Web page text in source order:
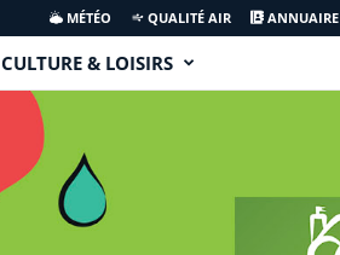
MÉTÉO QUALITÉ AIR ANNUAIRE
CULTURE & LOISIRS